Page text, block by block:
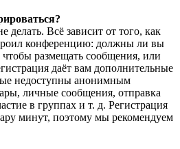
делать. Всё зависит от того, как
конференцию: должны ли вы
чтобы размещать сообщения, или
даёт вам дополнительные
недоступны анонимным
личные сообщения, отправка
в группах и т. д. Регистрация
минут, поэтому мы рекомендуем